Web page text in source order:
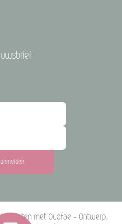
met Ouafae - Ontwerp,